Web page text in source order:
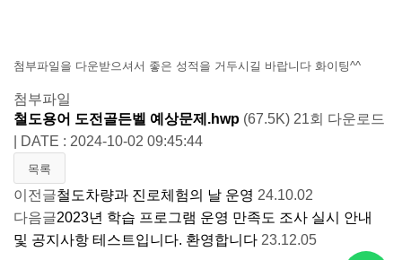
첨부파일을 다운받으셔서 좋은 성적을 거두시길 바랍니다 화이팅^^
첨부파일
철도용어 도전골든벨 예상문제.hwp (67.5K) 21회 다운로드
| DATE : 2024-10-02 09:45:44
목록
이전글철도차량과 진로체험의 날 운영 24.10.02
다음글2023년 학습 프로그램 운영 만족도 조사 실시 안내
및 공지사항 테스트입니다. 환영합니다 23.12.05